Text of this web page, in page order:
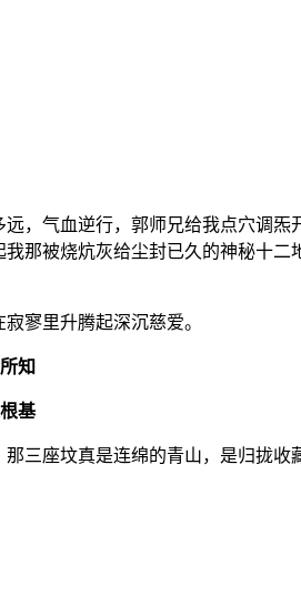
，气血逆行，郭师兄给我点穴调
那被烧炕灰给尘封已久的神秘十
寥里升腾起深沉慈爱。
知
基
三座坟真是连绵的青山，是归拢